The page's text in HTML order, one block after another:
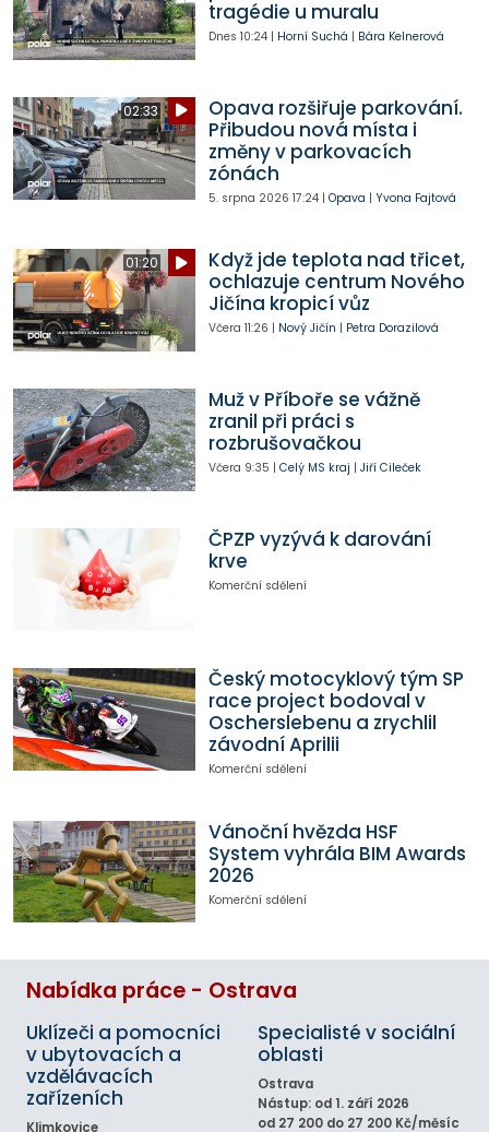
tragédie u muralu
Dnes 10:24| Horní Suchá | Bára Kelnerová
02:33
Opava rozšiřuje parkování.
Přibudou nová místa i
změny v parkovacích
zónách
5. srpna 2026 17:24| Opava | Yvona Fajtová
01:20
Když jde teplota nad třicet,
ochlazuje centrum Nového
Jičína kropicí vůz
Včera 11:26 | Nový Jičín | Petra Dorazilová
Muž v Příboře se vážně
zranil při práci s
rozbrušovačkou
Včera 9:35 | Celý MS kraj | Jiří Cileček
ČPZP vyzývá k darování
krve
Komerční sdělení
Český motocyklový tým SP
race project bodoval v
Oscherslebenu a zrychlil
závodní Aprilii
Komerční sdělení
Vánoční hvězda HSF
System vyhrála BIM Awards
2026
Komerční sdělení
Nabídka práce - Ostrava
Uklízeči a pomocníci
v ubytovacích a
vzdělávacích
zařízeních
Klimkovice
Specialisté v sociální
oblasti
Ostrava
Nástup: od 1. září 2026
od 27 200 do 27 200 Kč/měsíc